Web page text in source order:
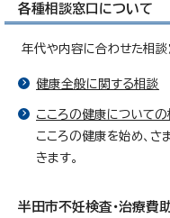
各種相談窓口について
年代や内容に合わせた相談
健康全般に関する相談
こころの健康についての
こころの健康を始め、
きます。
半田市不妊検査・治療費